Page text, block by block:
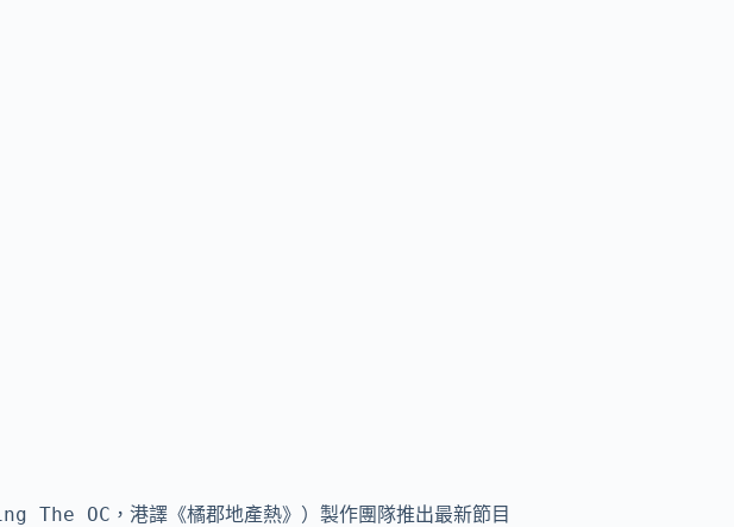
OC，港譯《橘郡地產熱》）製作團隊推出最新節目